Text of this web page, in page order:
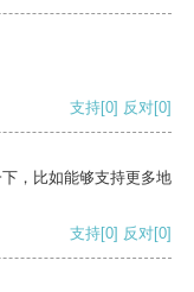
支持[0] 反对[0]
，比如能够支持更多地
支持[0] 反对[0]